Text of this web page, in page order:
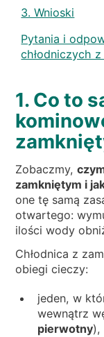
3. Wnioski
Pytania i
chłodniczych
1. Co to
Zobaczmy,
zamkniętym i
one tę samą
otwartego:
ilości wody
Chłodnica z
obiegi cieczy:
jeden, w
wewnątrz
pierwotny),